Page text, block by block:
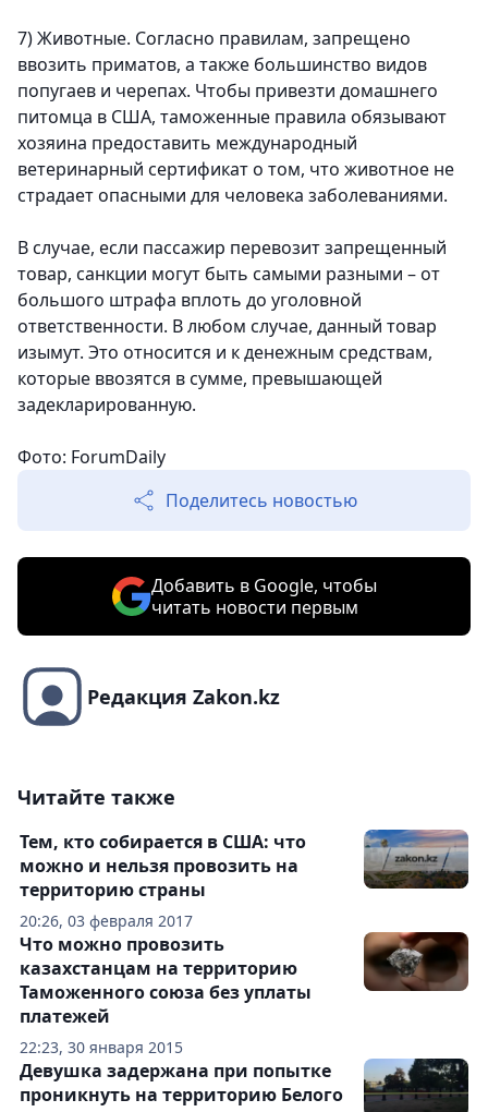
7)Животные. Согласно правилам, запрещено
ввозить приматов, а также большинство видов
попугаев и черепах. Чтобы привезти домашнего
питомца в США, таможенные правила обязывают
хозяина предоставить международный
ветеринарный сертификат о том, что животное не
страдает опасными для человека заболеваниями.
В случае, если пассажир перевозит запрещенный
товар, санкции могут быть самыми разными – от
большого штрафа вплоть до уголовной
ответственности. В любом случае, данный товар
изымут. Это относится и к денежным средствам,
которые ввозятся в сумме, превышающей
задекларированную.
Фото: ForumDaily
Поделитесь новостью
Добавить в Google, чтобы
читать новости первым
Редакция Zakon.kz
Читайте также
20:26, 03 февраля 2017
Тем, кто собирается в США: что
можно и нельзя провозить на
территорию страны
22:23, 30 января 2015
Что можно провозить
казахстанцам на территорию
Таможенного союза без уплаты
платежей
Девушка задержана при попытке
проникнуть на территорию Белого